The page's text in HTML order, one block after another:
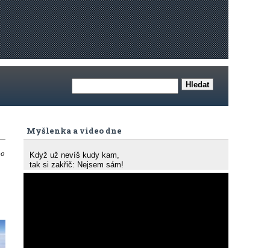
Myšlenka a video dne
Když už nevíš kudy kam,
tak si zakřič: Nejsem sám!